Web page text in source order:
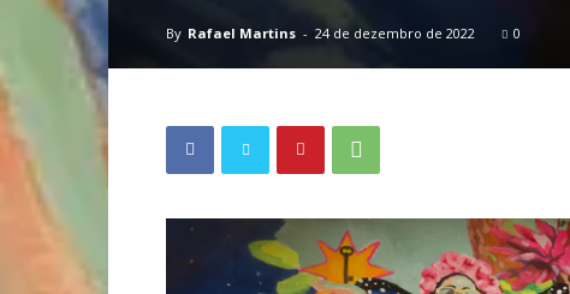
By Rafael Martins - 24 de dezembro de 2022 0